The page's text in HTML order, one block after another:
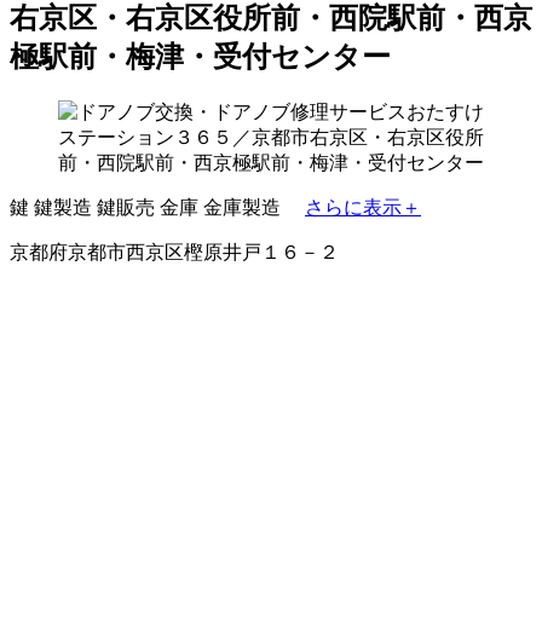
右京区・右京区役所前・西院駅前・西京
極駅前・梅津・受付センター
鍵 鍵製造 鍵販売 金庫 金庫製造 さらに表示＋
京都府京都市西京区樫原井戸１６－２